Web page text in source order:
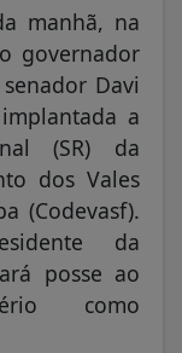
manhã, na
governador
Davi
a
(SR) da
dos Vales
(Codevasf).
da
posse ao
como